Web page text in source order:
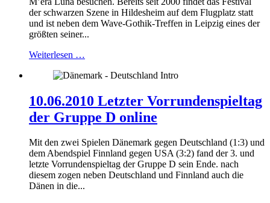
der schwarzen Szene in Hildesheim auf dem Flugplatz statt
und ist neben dem Wave-Gothik-Treffen in Leipzig eines der
größten seiner...
Weiterlesen …
10.06.2010 Letzter Vorrundenspieltag
der Gruppe D online
Mit den zwei Spielen Dänemark gegen Deutschland (1:3) und
dem Abendspiel Finnland gegen USA (3:2) fand der 3. und
letzte Vorrundenspieltag der Gruppe D sein Ende. nach
diesem zogen neben Deutschland und Finnland auch die
Dänen in die...